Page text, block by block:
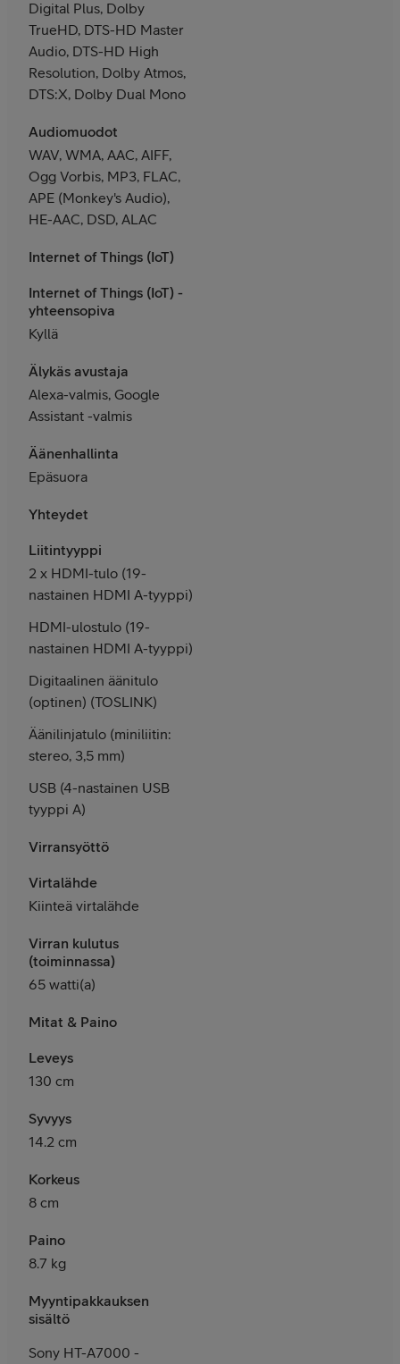
Digital Plus, Dolby
TrueHD, DTS-HD Master
Audio, DTS-HD High
Resolution, Dolby Atmos,
DTS:X, Dolby Dual Mono
Audiomuodot
WAV, WMA, AAC, AIFF,
Ogg Vorbis, MP3, FLAC,
APE (Monkey's Audio),
HE-AAC, DSD, ALAC
Internet of Things (IoT)
Internet of Things (IoT) -
yhteensopiva
Kyllä
Älykäs avustaja
Alexa-valmis, Google
Assistant -valmis
Äänenhallinta
Epäsuora
Yhteydet
Liitintyyppi
2 x HDMI-tulo (19-
nastainen HDMI A-tyyppi)
HDMI-ulostulo (19-
nastainen HDMI A-tyyppi)
Digitaalinen äänitulo
(optinen) (TOSLINK)
Äänilinjatulo (miniliitin:
stereo, 3,5 mm)
USB (4-nastainen USB
tyyppi A)
Virransyöttö
Virtalähde
Kiinteä virtalähde
Virran kulutus
(toiminnassa)
65 watti(a)
Mitat & Paino
Leveys
130 cm
Syvyys
14.2 cm
Korkeus
8 cm
Paino
8.7 kg
Myyntipakkauksen
sisältö
Sony HT-A7000 -